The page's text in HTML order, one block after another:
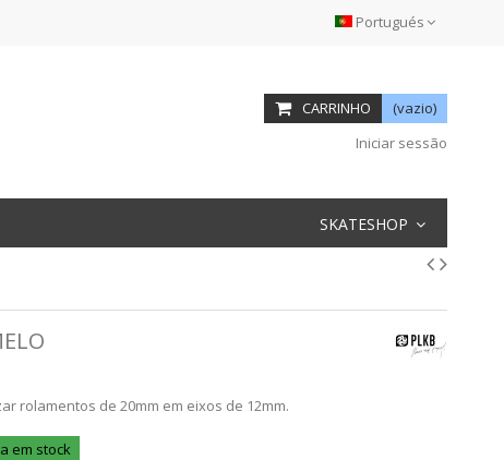
Portugués
CARRINHO
(vazio)
Iniciar sessão
SKATESHOP
rolamentos de 20mm em eixos de 12mm.
em stock